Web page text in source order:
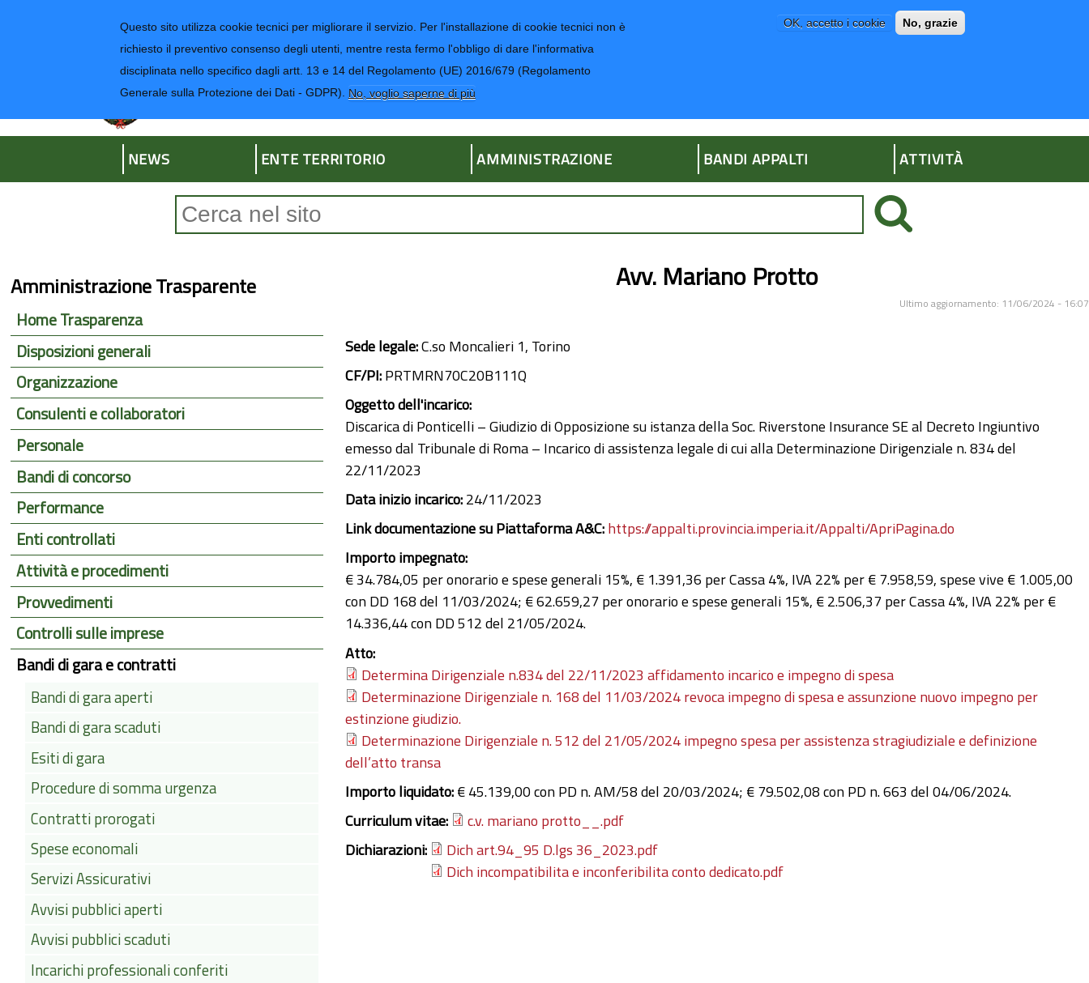
Questo sito utilizza cookie tecnici per migliorare il servizio. Per l'installazione di cookie tecnici non è
richiesto il preventivo consenso degli utenti, mentre resta fermo l'obbligo di dare l'informativa
disciplinata nello specifico dagli artt. 13 e 14 del Regolamento (UE) 2016/679 (Regolamento
Generale sulla Protezione dei Dati - GDPR). No, voglio saperne di più
OK, accetto i cookie No, grazie
Regione Liguria
Provincia di Imperia
NEWS ENTE TERRITORIO AMMINISTRAZIONE BANDI APPALTI ATTIVITÀ
Avv. Mariano Protto
Ultimo aggiornamento: 11/06/2024 - 16:07
Sede legale:C.so Moncalieri 1, Torino
CF/PI:PRTMRN70C20B111Q
Oggetto dell'incarico:
Discarica di Ponticelli – Giudizio di Opposizione su istanza della Soc. Riverstone Insurance SE al Decreto Ingiuntivo
emesso dal Tribunale di Roma – Incarico di assistenza legale di cui alla Determinazione Dirigenziale n. 834 del
22/11/2023
Data inizio incarico:24/11/2023
Link documentazione su Piattaforma A&C:https://appalti.provincia.imperia.it/Appalti/ApriPagina.do
Importo impegnato:
€ 34.784,05 per onorario e spese generali 15%, € 1.391,36 per Cassa 4%, IVA 22% per € 7.958,59, spese vive € 1.005,00
con DD 168 del 11/03/2024; € 62.659,27 per onorario e spese generali 15%, € 2.506,37 per Cassa 4%, IVA 22% per €
14.336,44 con DD 512 del 21/05/2024.
Atto:
Determina Dirigenziale n.834 del 22/11/2023 affidamento incarico e impegno di spesa
Determinazione Dirigenziale n. 168 del 11/03/2024 revoca impegno di spesa e assunzione nuovo impegno per
estinzione giudizio.
Determinazione Dirigenziale n. 512 del 21/05/2024 impegno spesa per assistenza stragiudiziale e definizione
dell’atto transa
Importo liquidato:€ 45.139,00 con PD n. AM/58 del 20/03/2024; € 79.502,08 con PD n. 663 del 04/06/2024.
Curriculum vitae:
c.v. mariano protto__.pdf
Dichiarazioni:
Dich art.94_95 D.lgs 36_2023.pdf
Dich incompatibilita e inconferibilita conto dedicato.pdf
Amministrazione Trasparente
Home Trasparenza
Disposizioni generali
Organizzazione
Consulenti e collaboratori
Personale
Bandi di concorso
Performance
Enti controllati
Attività e procedimenti
Provvedimenti
Controlli sulle imprese
Bandi di gara e contratti
Bandi di gara aperti
Bandi di gara scaduti
Esiti di gara
Procedure di somma urgenza
Contratti prorogati
Spese economali
Servizi Assicurativi
Avvisi pubblici aperti
Avvisi pubblici scaduti
Incarichi professionali conferiti